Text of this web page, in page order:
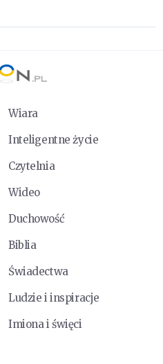
Wiara
Inteligentne życie
Czytelnia
Wideo
Duchowość
Biblia
Świadectwa
Ludzie i inspiracje
Imiona i święci